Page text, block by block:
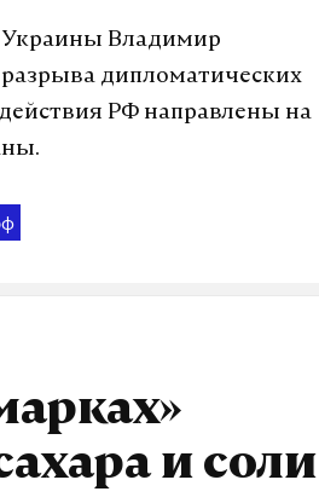
Украины Владимир
дипломатических
РФ направлены на
и соли